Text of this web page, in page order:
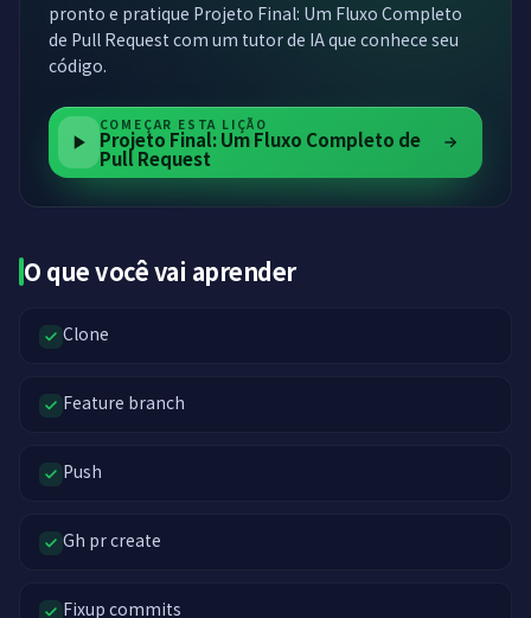
pronto e pratique Projeto Final: Um Fluxo Completo
de Pull Request com um tutor de IA que conhece seu
código.
COMEÇAR ESTA LIÇÃO
Projeto Final: Um Fluxo Completo de
Pull Request
O que você vai aprender
Clone
Feature branch
Push
Gh pr create
Fixup commits